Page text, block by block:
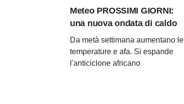
Meteo PROSSIMI GIORNI:
una nuova ondata di caldo
Da metà settimana aumentano le
temperature e afa. Si espande
l'anticiclone africano